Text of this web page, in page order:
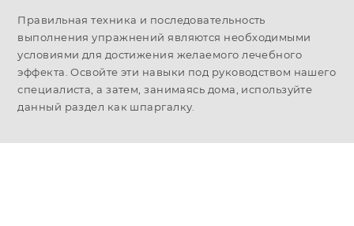
Правильная техника и последовательность
выполнения упражнений являются необходимыми
условиями для достижения желаемого лечебного
эффекта. Освойте эти навыки под руководством нашего
специалиста, а затем, занимаясь дома, используйте
данный раздел как шпаргалку.